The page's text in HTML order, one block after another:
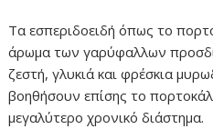
Τα εσπεριδοειδή όπως το
άρωμα των γαρύφαλλων
ζεστή, γλυκιά και φρέσκια
βοηθήσουν επίσης το
μεγαλύτερο χρονικό διάστημα.